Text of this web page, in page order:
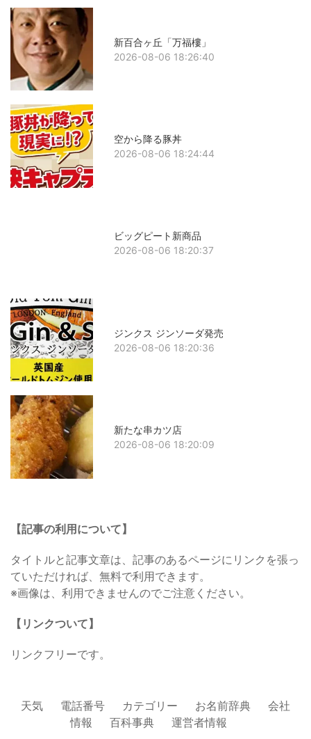
新百合ヶ丘「万福樓」
2026-08-06 18:26:40
空から降る豚丼
2026-08-06 18:24:44
ビッグピート新商品
2026-08-06 18:20:37
ジンクス ジンソーダ発売
2026-08-06 18:20:36
新たな串カツ店
2026-08-06 18:20:09
【記事の利用について】
タイトルと記事文章は、記事のあるページにリンクを張っ
ていただければ、無料で利用できます。
※画像は、利用できませんのでご注意ください。
【リンクついて】
リンクフリーです。
天気 電話番号 カテゴリー お名前辞典
会社
情報
百科事典 運営者情報